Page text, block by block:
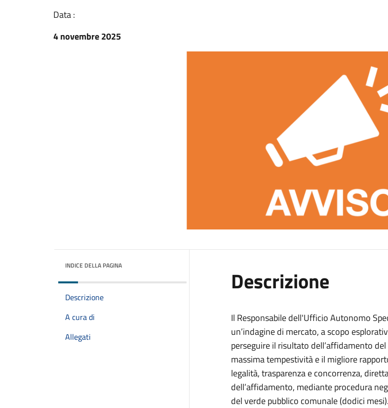
Data :
4 novembre 2025
INDICE DELLA PAGINA
Descrizione
A cura di
Allegati
Descrizione
Il Responsabile dell'Ufficio Autonomo
un’indagine di mercato, a scopo
perseguire il risultato dell’affidamento
massima tempestività e il migliore
legalità, trasparenza e concorrenza,
dell’affidamento, mediante procedura
del verde pubblico comunale (dodici mesi).